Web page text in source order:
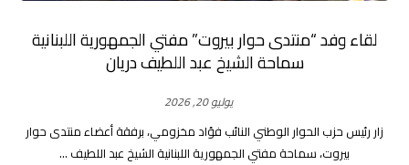
لقاء وفد “منتدى حوار بيروت” مفتي الجمهورية اللبنانية
سماحة الشيخ عبد اللطيف دريان
يوليو 20, 2026
زار رئيس حزب الحوار الوطني النائب فؤاد مخزومي، برفقة أعضاء منتدى حوار
بيروت، سماحة مفتي الجمهورية اللبنانية الشيخ عبد اللطيف ...